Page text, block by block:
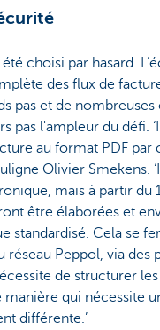
choisi par hasard.
des flux de
pas et de nombreuses
pas l'ampleur du défi.
au format PDF par
Olivier Smekens.
mais à partir du
être élaborées et
standardisé. Cela se
réseau Peppol, via des
de structurer
manière qui nécessite
différente.’